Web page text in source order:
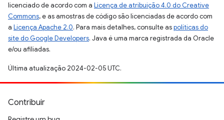
licenciado de acordo com a Licença de atribuição 4.0 do Creative
Commons, e as amostras de código são licenciadas de acordo com
a Licença Apache 2.0. Para mais detalhes, consulte aspolíticas do
site do Google Developers. Java é uma marca registrada da Oracle
e/ou afiliadas.
Última atualização 2024-02-05 UTC.
Contribuir